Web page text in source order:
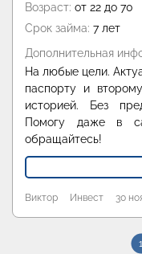
Возраст: от 22 до 70
Срок займа: 7 лет
Дополнительная
На любые цели.
паспорту и
историей. Без
Помогу даже в
обращайтесь!
Виктор Инвест 30
1